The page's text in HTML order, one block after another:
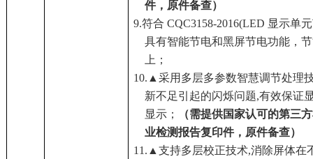
件，原件备查）
9.符合 CQC3158-2016(LED 显示单
具有智能节电和黑屏节电功能，
上；
10.▲采用多层多参数智慧调节处理
新不足引起的闪烁问题,有效保证
显示；
（需提供国家认可的第三
业检测报告复印件，原件备查）
11.▲支持多层校正技术,消除屏体在